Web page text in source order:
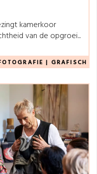
kamerkoor
van de opgroei...
| GRAFISCH